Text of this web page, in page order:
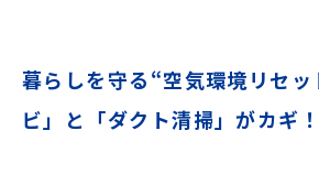
暮らしを守る“空気環境リセ
ビ」と「ダクト清掃」がカギ！